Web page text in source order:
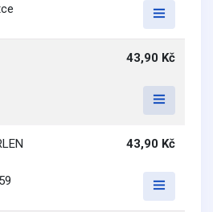
43,90 Kč
43,90 Kč